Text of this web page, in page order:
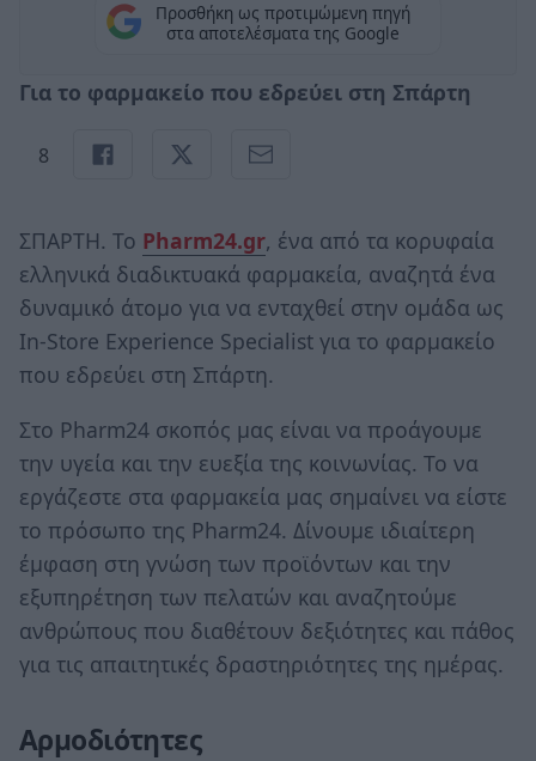
Προσθήκη ως προτιμώμενη πηγή
στα αποτελέσματα της Google
Για το φαρμακείο που εδρεύει στη Σπάρτη
8
ΣΠΑΡΤΗ. Το Pharm24.gr, ένα από τα κορυφαία
ελληνικά διαδικτυακά φαρμακεία, αναζητά ένα
δυναμικό άτομο για να ενταχθεί στην ομάδα ως
In-Store Experience Specialist για το φαρμακείο
που εδρεύει στη Σπάρτη.
Στο Pharm24 σκοπός μας είναι να προάγουμε
την υγεία και την ευεξία της κοινωνίας. Το να
εργάζεστε στα φαρμακεία μας σημαίνει να είστε
το πρόσωπο της Pharm24. Δίνουμε ιδιαίτερη
έμφαση στη γνώση των προϊόντων και την
εξυπηρέτηση των πελατών και αναζητούμε
ανθρώπους που διαθέτουν δεξιότητες και πάθος
για τις απαιτητικές δραστηριότητες της ημέρας.
Αρμοδιότητες